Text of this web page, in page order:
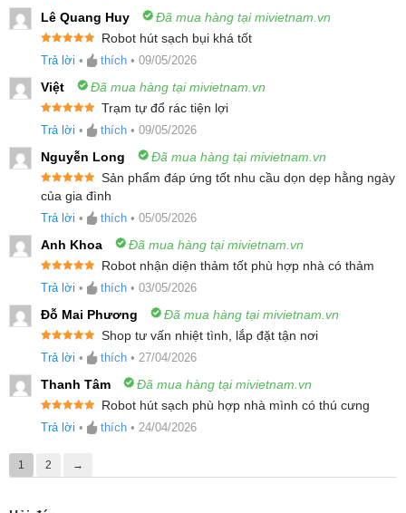
bụi bẩn, cát, và các hạt mịn lọt thỏm sâu trong các
khe hở của sàn gỗ hay sàn gạch. Đặc biệt, đối với
những gia đình sử dụng thảm, lực hút 13.000 Pa
đảm bảo hút sạch tóc rụng và bụi bẩn bám chặt ở tận
chân sợi thảm, mang lại không gian sạch sẽ toàn
diện.
Hệ thống lau với dòng nước ổn định và thiết
kế giẻ lau linh hoạt
Lê Quang Huy Đã mua hàng tại mivietnam.vn
hạng55
Robot hút sạch bụi khá tốt
Trả lời • thích • 09/05/2026
Việt Đã mua hàng tại mivietnam.vn
hạng55
Trạm tự đổ rác tiện lợi
Trả lời • thích • 09/05/2026
Nguyễn Long Đã mua hàng tại mivietnam.vn
Được xếp
hạng 55
sao
Sản phẩm đáp ứng tốt nhu cầu dọn dẹp hằng ngày
của gia đình
Trả lời • thích • 05/05/2026
Anh Khoa Đã mua hàng tại mivietnam.vn
hạng55
Robot nhận diện thảm tốt phù hợp nhà có thảm
Trả lời • thích • 03/05/2026
Đỗ Mai Phương Đã mua hàng tại mivietnam.vn
hạng55
Shop tư vấn nhiệt tình, lắp đặt tận nơi
Trả lời • thích • 27/04/2026
Thanh Tâm Đã mua hàng tại mivietnam.vn
hạng55
Robot hút sạch phù hợp nhà mình có thú cưng
Trả lời • thích • 24/04/2026
1 2 →